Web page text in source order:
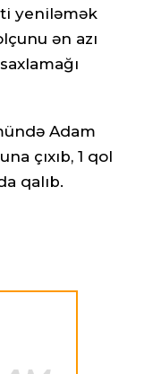
yeniləmək
ən azı
Adam
çıxıb, 1 qol
qalıb.